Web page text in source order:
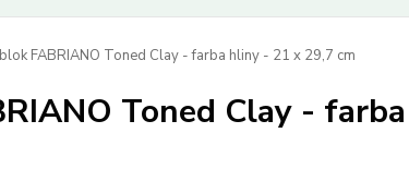
FABRIANO Toned Clay - farba hliny - 21 x 29,7 cm
Toned Clay -